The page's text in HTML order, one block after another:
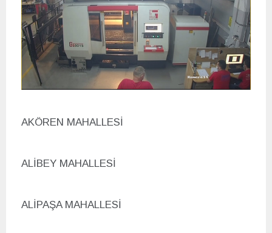
AKÖREN MAHALLESİ
ALİBEY MAHALLESİ
ALİPAŞA MAHALLESİ